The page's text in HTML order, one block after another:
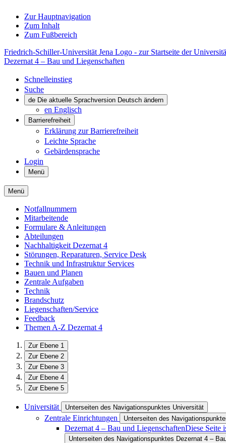
Zur Hauptnavigation
Zum Inhalt
Zum Fußbereich
Friedrich-Schiller-Universität Jena Logo - zur Startseite der
Dezernat 4 – Bau und Liegenschaften
Schnelleinstieg
Suche
de Die aktuelle Sprachversion Deutsch ändern
en Englisch
Barrierefreiheit
Erklärung zur Barrierefreiheit
Leichte Sprache
Gebärdensprache
Login
Menü
Menü
Notfallnummern
Mitarbeitende
Formulare & Anleitungen
Abteilungen
Nachhaltigkeit Dezernat 4
Störungen, Reparaturen, Service Desk
Technik und Infrastruktur Services
Bauen und Planen
Zentrale Aufgaben
Technik
Brandschutz
Liegenschaften/Service
Feedback
Themen A-Z Dezernat 4
Zur Ebene 1
Zur Ebene 2
Zur Ebene 3
Zur Ebene 4
Zur Ebene 5
Universität Unterseiten des Navigationspunktes Universität
Zentrale Einrichtungen Unterseiten des
Dezernat 4 – Bau und LiegenschaftenDiese Seite
Unterseiten des Navigationspunktes Dezernat 4 –